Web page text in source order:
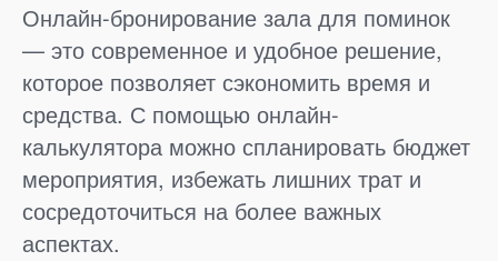
Онлайн-бронирование зала для поминок
— это современное и удобное решение,
которое позволяет сэкономить время и
средства. С помощью онлайн-
калькулятора можно спланировать бюджет
мероприятия, избежать лишних трат и
сосредоточиться на более важных
аспектах.